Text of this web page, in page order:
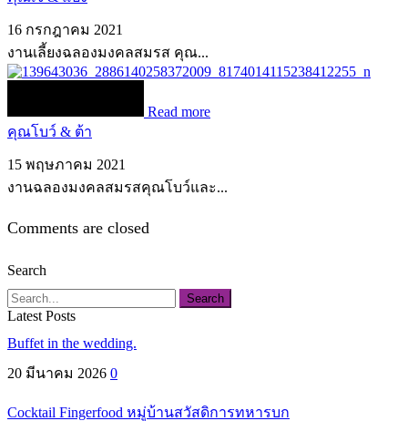
16 กรกฎาคม 2021
งานเลี้ยงฉลองมงคลสมรส คุณ...
Read more
คุณโบว์ & ต้า
15 พฤษภาคม 2021
งานฉลองมงคลสมรสคุณโบว์และ...
Comments are closed
Search
Search
Latest Posts
Buffet in the wedding.
20 มีนาคม 2026 0
Cocktail Fingerfood หมู่บ้านสวัสดิการทหารบก